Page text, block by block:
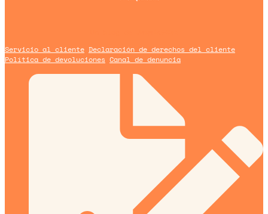
Servicio al cliente Declaración de derechos del cliente
Política de devoluciones Canal de denuncia